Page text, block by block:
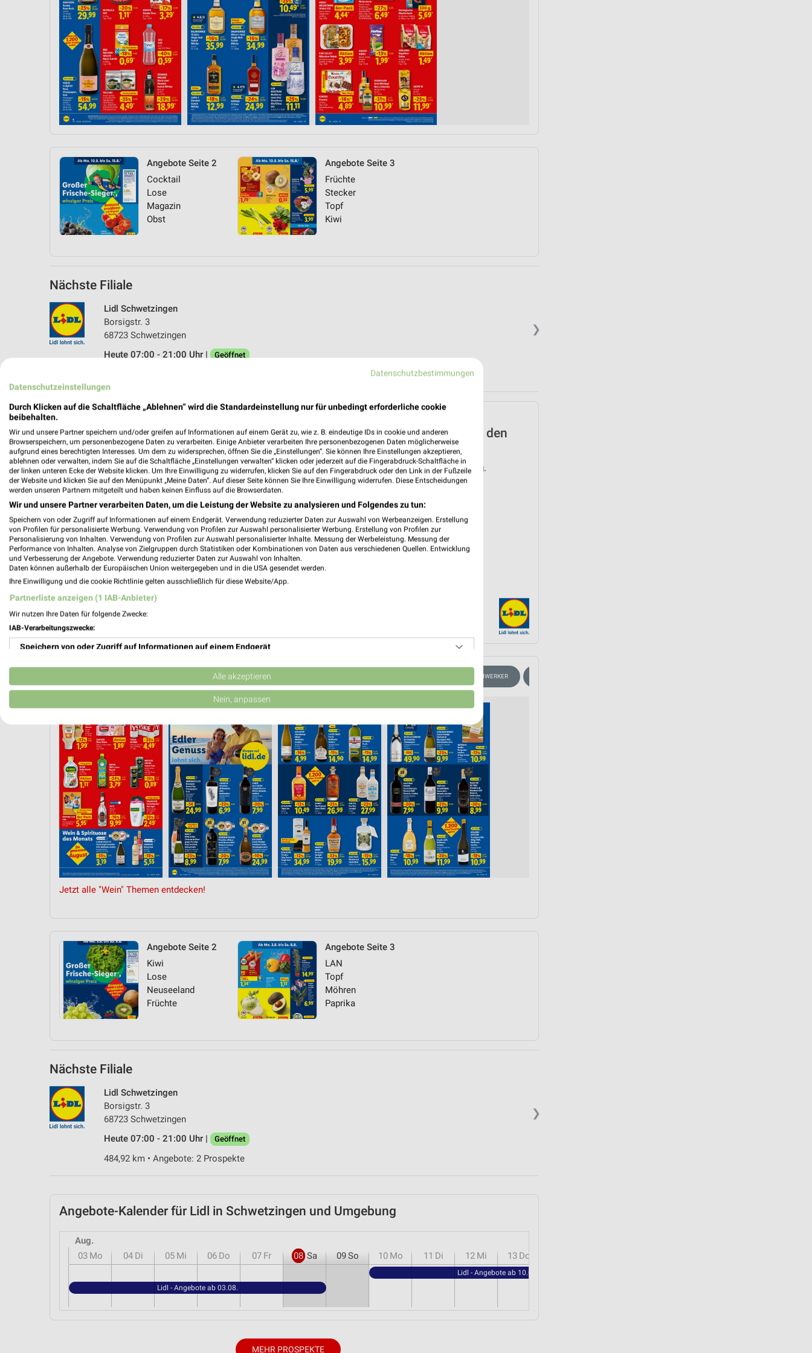
Angebote Seite 2
Cocktail
Lose
Magazin
Obst
Angebote Seite 3
Früchte
Stecker
Topf
Kiwi
Nächste Filiale
❯
Lidl Schwetzingen
Borsigstr. 3
68723 Schwetzingen
Heute 07:00 - 21:00 Uhr |
Geöffnet
❯
Schwetzingen ab Mo. den
03.08.
Gültig von 03. Aug. bis 08. Aug.
Kalendereintrag erstellen
PROSPEKT BLÄTTERN
HANDY & SMARTPHONE FÜR HEIMWERKER
Jetzt alle "Wein" Themen entdecken!
Angebote Seite 2
Kiwi
Lose
Neuseeland
Früchte
Angebote Seite 3
LAN
Topf
Möhren
Paprika
Nächste Filiale
❯
Lidl Schwetzingen
Borsigstr. 3
68723 Schwetzingen
Heute 07:00 - 21:00 Uhr |
Geöffnet
484,92 km • Angebote: 2 Prospekte
Angebote-Kalender für Lidl in Schwetzingen und Umgebung
Aug.
03 Mo 04 Di 05 Mi 06 Do 07 Fr 08 Sa 09So 10 Mo 11 Di 12 Mi 13 Do
Lidl - Angebote ab 10.08.
Lidl - Angebote ab 03.08.
MEHR PROSPEKTE
Datenschutzbestimmungen
Datenschutzeinstellungen
Durch Klicken auf die Schaltfläche „Ablehnen“ wird die Standardeinstellung nur für unbedingt erforderliche cookie
beibehalten.
Wir und unsere Partner speichern und/oder greifen auf Informationen auf einem Gerät zu, wie z. B. eindeutige IDs in cookie und anderen
Browserspeichern, um personenbezogene Daten zu verarbeiten. Einige Anbieter verarbeiten Ihre personenbezogenen Daten möglicherweise
aufgrund eines berechtigten Interesses. Um dem zu widersprechen, öffnen Sie die „Einstellungen“. Sie können Ihre Einstellungen akzeptieren,
ablehnen oder verwalten, indem Sie auf die Schaltfläche „Einstellungen verwalten“ klicken oder jederzeit auf die Fingerabdruck-Schaltfläche in
der linken unteren Ecke der Website klicken. Um Ihre Einwilligung zu widerrufen, klicken Sie auf den Fingerabdruck oder den Link in der Fußzeile
der Website und klicken Sie auf den Menüpunkt „Meine Daten“. Auf dieser Seite können Sie Ihre Einwilligung widerrufen. Diese Entscheidungen
werden unseren Partnern mitgeteilt und haben keinen Einfluss auf die Browserdaten.
Wir und unsere Partner verarbeiten Daten, um die Leistung der Website zu analysieren und Folgendes zu tun:
Speichern von oder Zugriff auf Informationen auf einem Endgerät. Verwendung reduzierter Daten zur Auswahl von Werbeanzeigen. Erstellung
von Profilen für personalisierte Werbung. Verwendung von Profilen zur Auswahl personalisierter Werbung. Erstellung von Profilen zur
Personalisierung von Inhalten. Verwendung von Profilen zur Auswahl personalisierter Inhalte. Messung der Werbeleistung. Messung der
Performance von Inhalten. Analyse von Zielgruppen durch Statistiken oder Kombinationen von Daten aus verschiedenen Quellen. Entwicklung
und Verbesserung der Angebote. Verwendung reduzierter Daten zur Auswahl von Inhalten.
Daten können außerhalb der Europäischen Union weitergegeben und in die USA gesendet werden.
Ihre Einwilligung und die cookie Richtlinie gelten ausschließlich für diese Website/App.
Partnerliste anzeigen (1 IAB-Anbieter)
Wir nutzen Ihre Daten für folgende Zwecke:
IAB-Verarbeitungszwecke:
Speichern von oder Zugriff auf Informationen auf einem Endgerät
Verwendung reduzierter Daten zur Auswahl von Werbeanzeigen
Erstellung von Profilen für personalisierte Werbung
Erstellung von Profilen zur Personalisierung von Inhalten
Verwendung von Profilen zur Auswahl personalisierter Inhalte
Messung der Werbeleistung
Messung der Performance von Inhalten
Analyse von Zielgruppen durch Statistiken oder Kombinationen von Daten aus verschiedenen
Entwicklung und Verbesserung der Angebote
Verwendung genauer Standortdaten
Geräte anhand von aktiv angeforderten Informationen identifizieren
Nicht-IAB-Verarbeitungszwecke:
Alle akzeptieren
Nein, anpassen